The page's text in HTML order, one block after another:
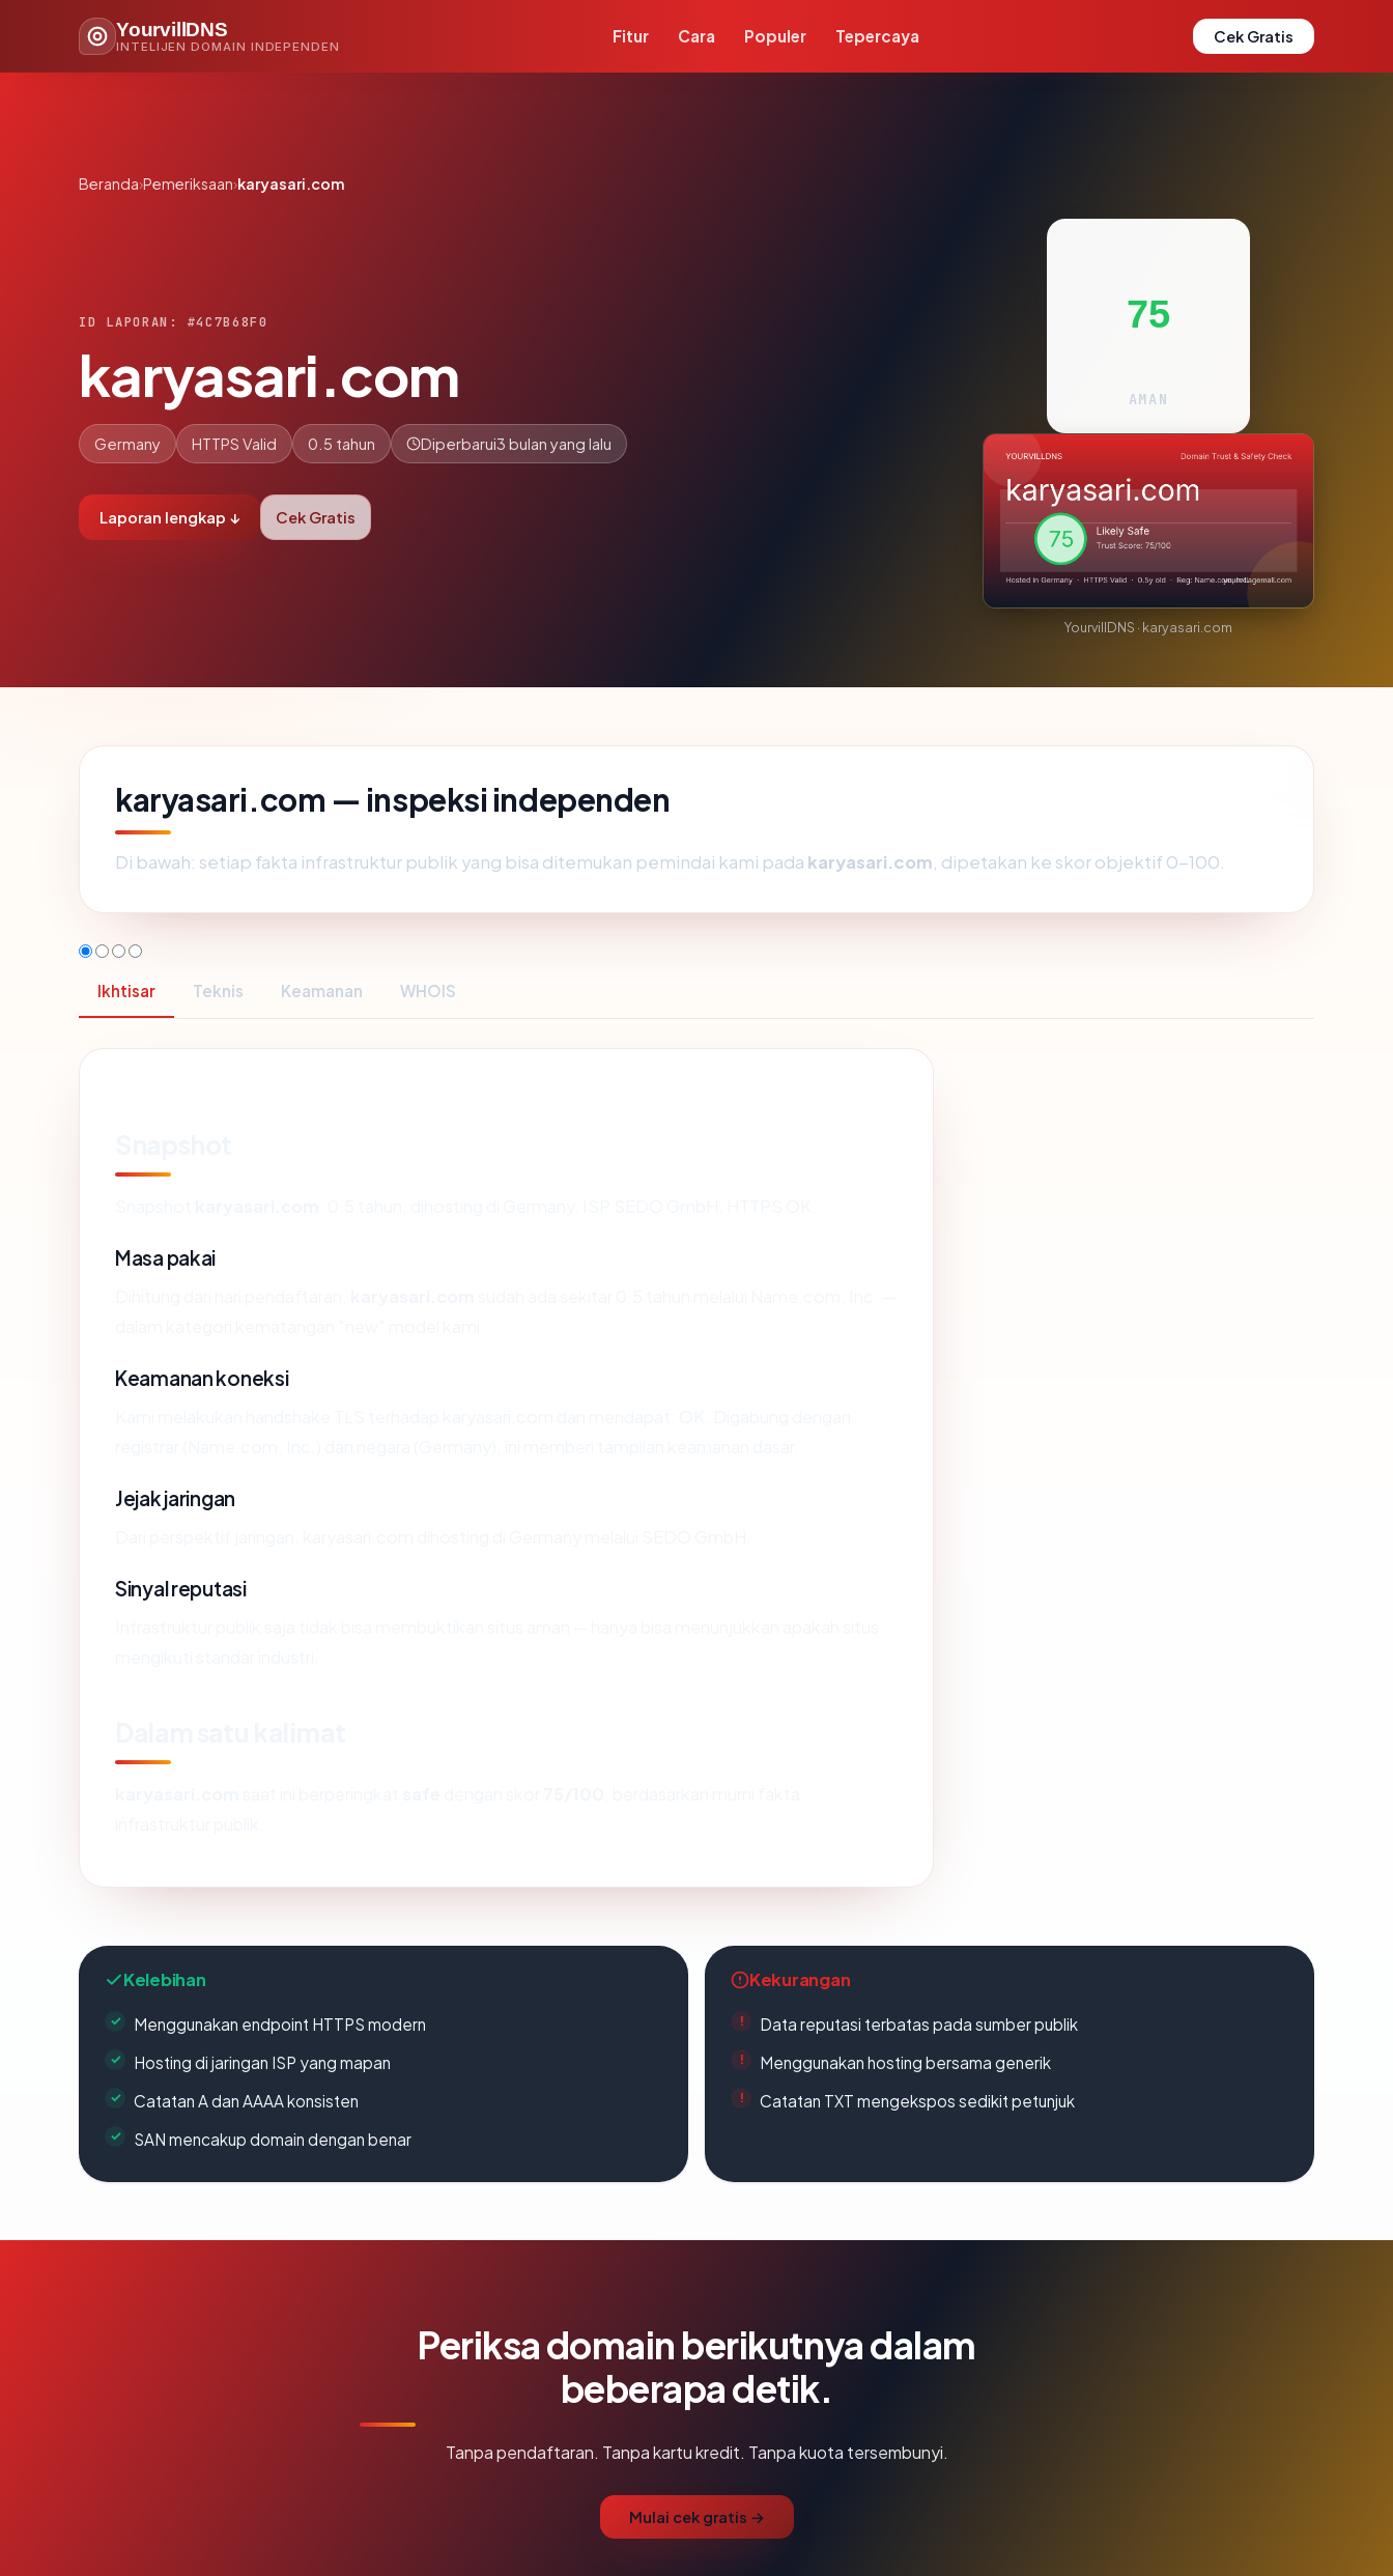
YourvillDNS
INTELIJEN DOMAIN INDEPENDEN
Fitur Cara Populer Tepercaya Cek Gratis
Beranda›Pemeriksaan›karyasari.com
ID LAPORAN: #4C7B68F0
karyasari.com
Germany HTTPS Valid 0.5 tahun Diperbarui3 bulan yang lalu
Laporan lengkap ↓ Cek Gratis
75
AMAN
YourvillDNS · karyasari.com
karyasari.com — inspeksi independen
Di bawah: setiap fakta infrastruktur publik yang bisa ditemukan pemindai kami pada karyasari.com , dipetakan ke skor objektif 0-100.
Ikhtisar Teknis Keamanan WHOIS
Masa pakai
Keamanan koneksi
Jejak jaringan
Sinyal reputasi
Kelebihan
Menggunakan endpoint HTTPS modern
Hosting di jaringan ISP yang mapan
Catatan A dan AAAA konsisten
SAN mencakup domain dengan benar
Kekurangan
Data reputasi terbatas pada sumber publik
Menggunakan hosting bersama generik
Catatan TXT mengekspos sedikit petunjuk
Periksa domain berikutnya dalam
beberapa detik.
Tanpa pendaftaran. Tanpa kartu kredit. Tanpa kuota tersembunyi.
Mulai cek gratis →